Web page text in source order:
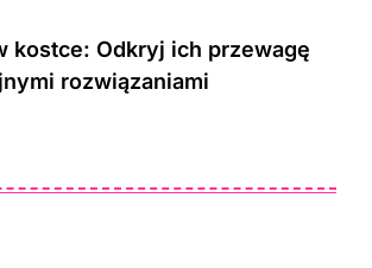
kostce: Odkryj ich przewagę
rozwiązaniami